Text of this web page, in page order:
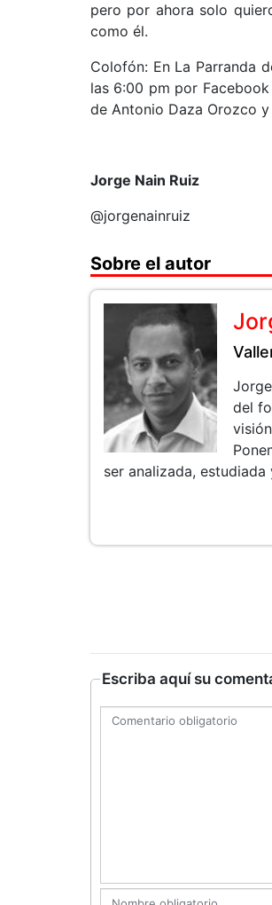
pero por ahora solo
como él.
Colofón: En La Parranda
las 6:00 pm por
de Antonio Daza Orozco
Jorge Nain Ruiz
@jorgenainruiz
Sobre el autor
del
ser analizada,
Escriba aquí su